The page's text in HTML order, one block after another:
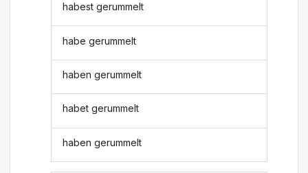
habest gerummelt
habe gerummelt
haben gerummelt
habet gerummelt
haben gerummelt